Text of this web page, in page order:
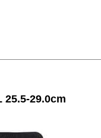
25.5-29.0cm